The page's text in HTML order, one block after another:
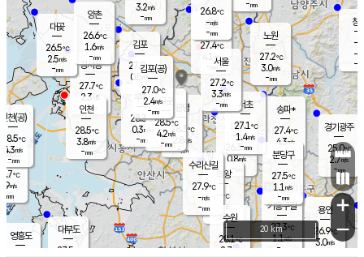
의도
℃
m/s
mm
영흥도
과천
26.3℃
0.8m/s
- mm
용인
26.9℃
3.0m/s
경기광주
25.0℃
2.7m/s
-mm
대부도
27.5
경서동
27.7℃
2.3 m/s
-mm
3.2m/s
-mm
대곶
26.5℃
2.5m/s
-mm
창
-
-m/
-
의왕
- ℃
m/s
mm
김포
27.0℃
0.5 m/s
mm
광명
28.3 ℃
2.8 m/s
-mm
부천
28.3℃
0.3m/s
-mm
양촌
26.6℃
1.6m/s
-mm
구로
28.5℃
4.2m/s
-mm
은평
27.4℃
4.1 m/s
- mm
노원
27.2℃
3.0m/s
-mm
송파*
27.4℃
4.3m/s
-mm
서초
27.1℃
1.4m/s
-mm
-mm
기흥구갈
27.3℃
1.1m/s
-
수리산길
27.9℃
-m/s
-mm
분당구
27.5℃
1.1 m/s
-mm
26.8℃
-m/s
-mm
인천(공)
28.5℃
4.3m/s
-mm
김포(공)
27.0℃
2.4m/s
-mm
수원
28.1℃
2.7 m/s
인천
28.5℃
3.8m/s
-mm
서울
27.2℃
3.3m/s
-mm
+
−
20 km